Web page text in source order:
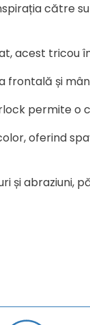
către
acest
frontală și
permite o
oferind
abraziuni,